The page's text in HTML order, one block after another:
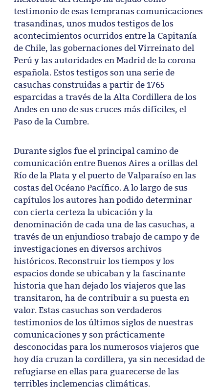
testimonio de esas tempranas comunicaciones
trasandinas, unos mudos testigos de los
acontecimientos ocurridos entre la Capitanía
de Chile, las gobernaciones del Virreinato del
Perú y las autoridades en Madrid de la corona
española. Estos testigos son una serie de
casuchas construidas a partir de 1765
esparcidas a través de la Alta Cordillera de los
Andes en uno de sus cruces más difíciles, el
Paso de la Cumbre.
Durante siglos fue el principal camino de
comunicación entre Buenos Aires a orillas del
Río de la Plata y el puerto de Valparaíso en las
costas del Océano Pacífico. A lo largo de sus
capítulos los autores han podido determinar
con cierta certeza la ubicación y la
denominación de cada una de las casuchas, a
través de un enjundioso trabajo de campo y de
investigaciones en diversos archivos
históricos. Reconstruir los tiempos y los
espacios donde se ubicaban y la fascinante
historia que han dejado los viajeros que las
transitaron, ha de contribuir a su puesta en
valor. Estas casuchas son verdaderos
testimonios de los últimos siglos de nuestras
comunicaciones y son prácticamente
desconocidas para los numerosos viajeros que
hoy día cruzan la cordillera, ya sin necesidad de
refugiarse en ellas para guarecerse de las
terribles inclemencias climáticas.